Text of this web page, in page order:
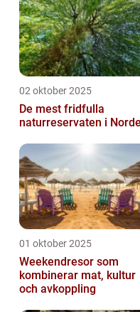
02 oktober 2025
De mest fridfulla
naturreservaten i
01 oktober 2025
Weekendresor som
kombinerar mat, kultur
och avkoppling